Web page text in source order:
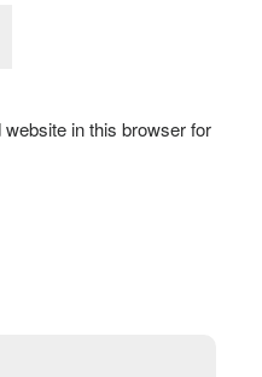
in this browser for